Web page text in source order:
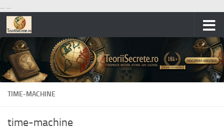
... ...
Skip to content
TIME-MACHINE
time-machine